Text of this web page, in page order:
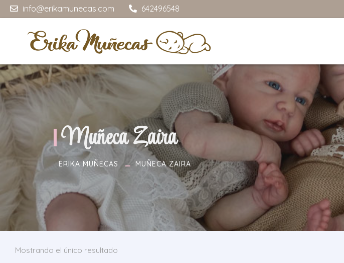
info@erikamunecas.com 642496548
Muñeca Zaira
ERIKA MUÑECAS MUÑECA ZAIRA
Mostrando el único resultado